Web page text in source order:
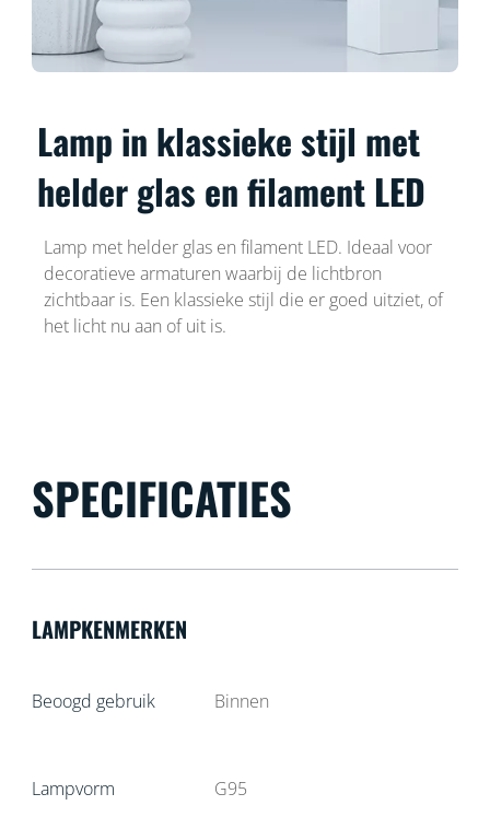
Lamp in klassieke stijl met
helder glas en filament LED
Lamp met helder glas en filament LED. Ideaal voor
decoratieve armaturen waarbij de lichtbron
zichtbaar is. Een klassieke stijl die er goed uitziet, of
het licht nu aan of uit is.
SPECIFICATIES
LAMPKENMERKEN
Beoogd gebruik Binnen
Lampvorm G95